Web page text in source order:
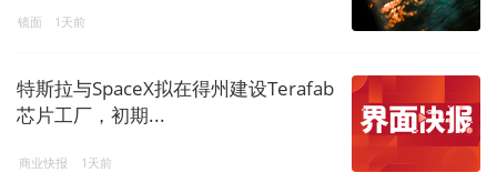
镜面 1天前
特斯拉与SpaceX拟在得州建设Terafab
芯片工厂，初期...
商业快报 1天前